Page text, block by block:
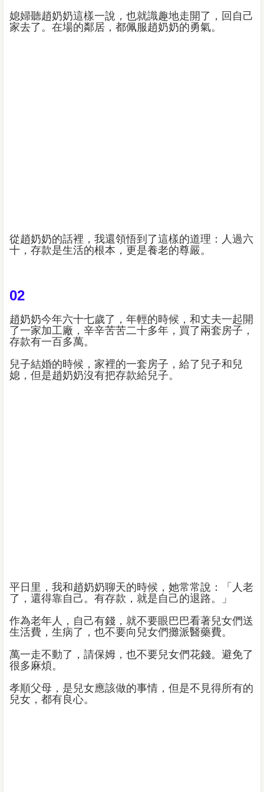
媳婦聽趙奶奶這樣一說，也就識趣地走開了，回自己
家去了。在場的鄰居，都佩服趙奶奶的勇氣。
從趙奶奶的話裡，我還領悟到了這樣的道理：人過六
十，存款是生活的根本，更是養老的尊嚴。
02
趙奶奶今年六十七歲了，年輕的時候，和丈夫一起開
了一家加工廠，辛辛苦苦二十多年，買了兩套房子，
存款有一百多萬。
兒子結婚的時候，家裡的一套房子，給了兒子和兒
媳，但是趙奶奶沒有把存款給兒子。
平日里，我和趙奶奶聊天的時候，她常常說：「人老
了，還得靠自己。有存款，就是自己的退路。」
作為老年人，自己有錢，就不要眼巴巴看著兒女們送
生活費，生病了，也不要向兒女們攤派醫藥費。
萬一走不動了，請保姆，也不要兒女們花錢。避免了
很多麻煩。
孝順父母，是兒女應該做的事情，但是不見得所有的
兒女，都有良心。